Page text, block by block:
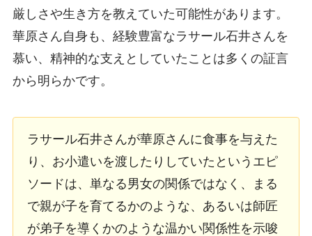
厳しさや生き方を教えていた可能性があります。
華原さん自身も、経験豊富なラサール石井さんを
慕い、精神的な支えとしていたことは多くの証言
から明らかです。
ラサール石井さんが華原さんに食事を与えた
り、お小遣いを渡したりしていたというエピ
ソードは、単なる男女の関係ではなく、まる
で親が子を育てるかのような、あるいは師匠
が弟子を導くかのような温かい関係性を示唆